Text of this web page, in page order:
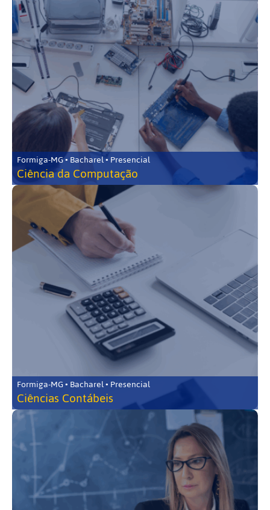
Formiga-MG • Bacharel • Presencial
Ciência da Computação
Formiga-MG • Bacharel • Presencial
Ciências Contábeis